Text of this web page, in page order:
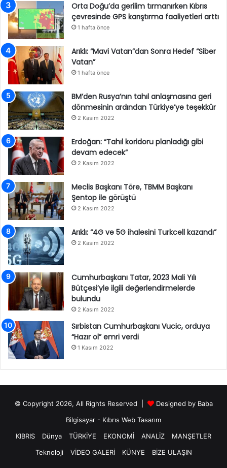
Orta Doğu’da gerilim tırmanırken Kıbrıs
çevresinde GPS karıştırma faaliyetleri arttı
1 hafta önce
Arıklı: “Mavi Vatan”dan Sonra Hedef “Siber
Vatan”
1 hafta önce
BM’den Rusya’nın tahıl anlaşmasına geri
dönmesinin ardından Türkiye’ye teşekkür
2 Kasım 2022
Erdoğan: “Tahıl koridoru planladığı gibi
devam edecek”
2 Kasım 2022
Meclis Başkanı Töre, TBMM Başkanı
Şentop ile görüştü
2 Kasım 2022
Arıklı: “4G ve 5G ihalesini Turkcell kazandı”
2 Kasım 2022
Cumhurbaşkanı Tatar, 2023 Mali Yılı
Bütçesi’yle ilgili değerlendirmelerde
bulundu
2 Kasım 2022
Sırbistan Cumhurbaşkanı Vucic, orduya
“Hazır ol” emri verdi
1 Kasım 2022
© Copyright 2026, All Rights Reserved | Designed by Baba
Bilgisayar - Kıbrıs Web Tasarım
KIBRIS
Dünya TÜRKİYE EKONOMİ ANALİZ
MANŞETLER
Teknoloji
VİDEO GALERİ KÜNYE BİZE ULAŞIN